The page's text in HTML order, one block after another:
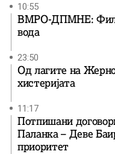
10:55
ВМРО-ДПМНЕ:
вода
23:50
Од лагите на
хистеријата
11:17
Потпишани
Паланка – Деве
приоритет